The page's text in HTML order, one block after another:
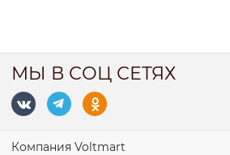
МЫ В СОЦ СЕТЯХ
Компания Voltmart